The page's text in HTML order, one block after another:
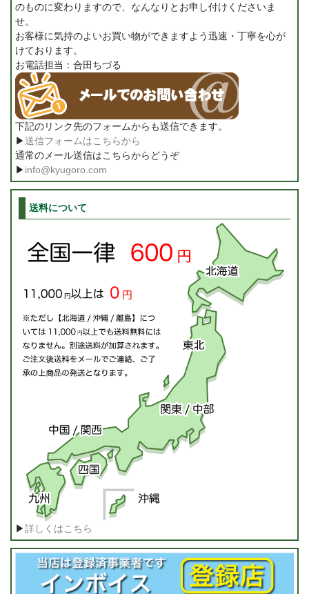
のものに変わりますので、なんなりとお申し付けくださいま
せ。
お客様に気持のよいお買い物ができますよう迅速・丁寧を心が
けております。
お電話担当：合田ちづる
下記のリンク先のフォームからも送信できます。
▶送信フォームはこちらから
通常のメール送信はこちらからどうぞ
▶ info@kyugoro.com
送料について
▶詳しくはこちら